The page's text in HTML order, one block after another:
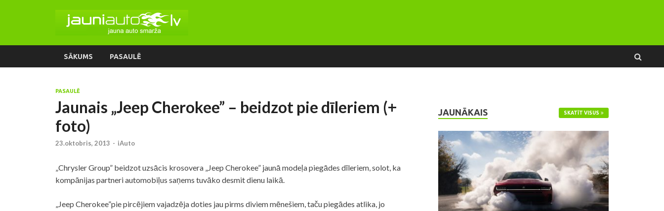
SĀKUMS PASAULĒ
PASAULĒ
Jaunais „Jeep Cherokee” – beidzot pie dīleriem (+
foto)
23.oktobris, 2013 - iAuto
„Chrysler Group” beidzot uzsācis krosovera „Jeep Cherokee” jaunā modeļa piegādes dīleriem, solot, ka
kompānijas partneri automobiļus saņems tuvāko desmit dienu laikā.
„Jeep Cherokee”pie pircējiem vajadzēja doties jau pirms diviem mēnešiem, taču piegādes atlika, jo
JAUNĀKAIS SKATĪT VISUS